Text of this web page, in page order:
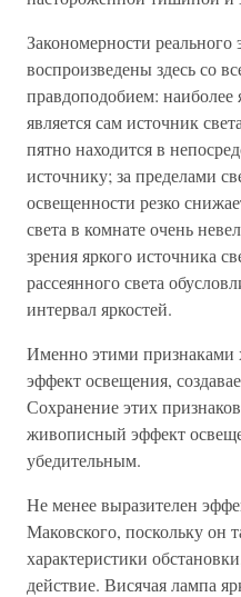
Закономерности
воспроизведены здесь со
правдоподобием:
является сам источник
пятно находится в
источнику; за пределами
освещенности резко
света в комнате очень
зрения яркого источника
рассеянного света
интервал яркостей.
Именно этими признаками
эффект освещения,
Сохранение этих
живописный эффект
убедительным.
Не менее выразителен
Маковского, поскольку он
характеристики
действие. Висячая лампа